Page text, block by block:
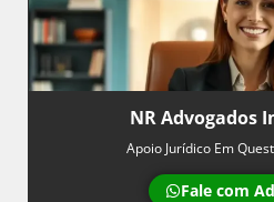
NR Advogados
Apoio Jurídico Em
Fale com